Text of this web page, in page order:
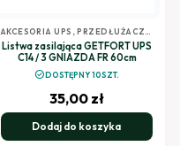
AKCESORIA UPS, PRZEDŁUŻACZE,
SZYNY,ZASILANIE AWARYJNE UPS
Listwa zasilająca GETFORT UPS
C14 / 3 GNIAZDA FR 60cm
check_circleDOSTĘPNY 10SZT.
35,00 zł
Dodaj do koszyka